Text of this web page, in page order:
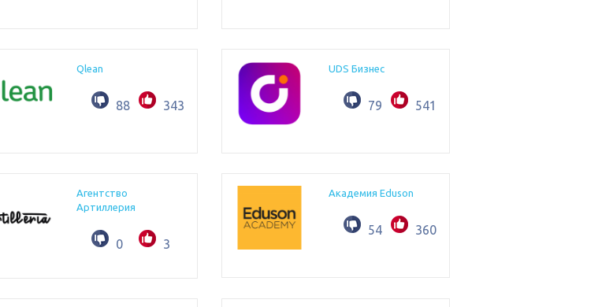
Qlean
88 343
UDS Бизнес
79 541
Агентство
Артиллерия
0 3
Академия Eduson
54 360